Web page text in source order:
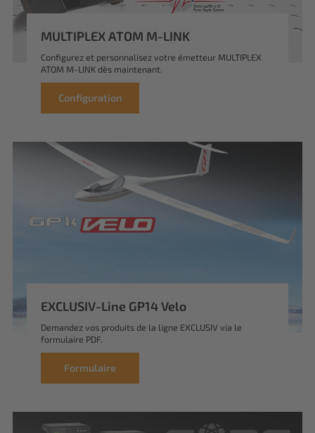
MULTIPLEX ATOM M-LINK
Configurez et personnalisez votre émetteur MULTIPLEX
ATOM M-LINK dès maintenant.
Configuration
EXCLUSIV-Line GP14 Velo
Demandez vos produits de la ligne EXCLUSIV via le
formulaire PDF.
Formulaire